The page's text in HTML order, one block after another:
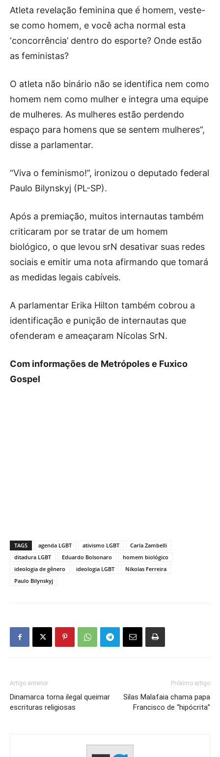
Atleta revelação feminina que é homem, veste-
se como homem, e você acha normal esta
‘concorrência’ dentro do esporte? Onde estão
as feministas?
O atleta não binário não se identifica nem como
homem nem como mulher e integra uma equipe
de mulheres. As mulheres estão perdendo
espaço para homens que se sentem mulheres”,
disse a parlamentar.
“Viva o feminismo!”, ironizou o deputado federal
Paulo Bilynskyj (PL-SP).
Após a premiação, muitos internautas também
criticaram por se tratar de um homem
biológico, o que levou srN desativar suas redes
sociais e emitir uma nota afirmando que tomará
as medidas legais cabíveis.
A parlamentar Erika Hilton também cobrou a
identificação e punição de internautas que
ofenderam e ameaçaram Nícolas SrN.
Com informações de Metrópoles e Fuxico
Gospel
TAGS agenda LGBT ativismo LGBT
Carla Zambelli
ditadura LGBT
Eduardo Bolsonaro
homem biológico
ideologia de gênero
ideologia LGBT
Nikolas Ferreira
Paulo Bilynskyj
Artigo anterior
Dinamarca torna ilegal queimar
escrituras religiosas
Próximo artigo
Silas Malafaia chama papa
Francisco de “hipócrita”